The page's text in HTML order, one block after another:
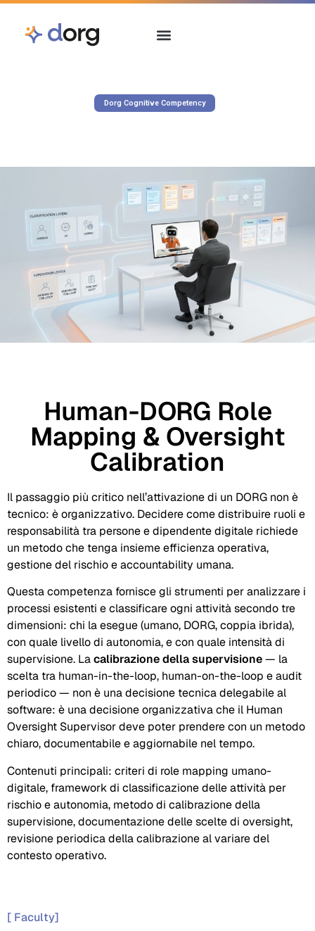
Dorg Cognitive Competency
Human-DORG Role
Mapping & Oversight
Calibration
Il passaggio più critico nell’attivazione di un DORG non è
tecnico: è organizzativo. Decidere come distribuire ruoli e
responsabilità tra persone e dipendente digitale richiede
un metodo che tenga insieme efficienza operativa,
gestione del rischio e accountability umana.
Questa competenza fornisce gli strumenti per analizzare i
processi esistenti e classificare ogni attività secondo tre
dimensioni: chi la esegue (umano, DORG, coppia ibrida),
con quale livello di autonomia, e con quale intensità di
supervisione. Lacalibrazione della supervisione— la
scelta tra human-in-the-loop, human-on-the-loop e audit
periodico — non è una decisione tecnica delegabile al
software: è una decisione organizzativa che il Human
Oversight Supervisor deve poter prendere con un metodo
chiaro, documentabile e aggiornabile nel tempo.
Contenuti principali: criteri di role mapping umano-
digitale, framework di classificazione delle attività per
rischio e autonomia, metodo di calibrazione della
supervisione, documentazione delle scelte di oversight,
revisione periodica della calibrazione al variare del
contesto operativo.
[ Faculty]